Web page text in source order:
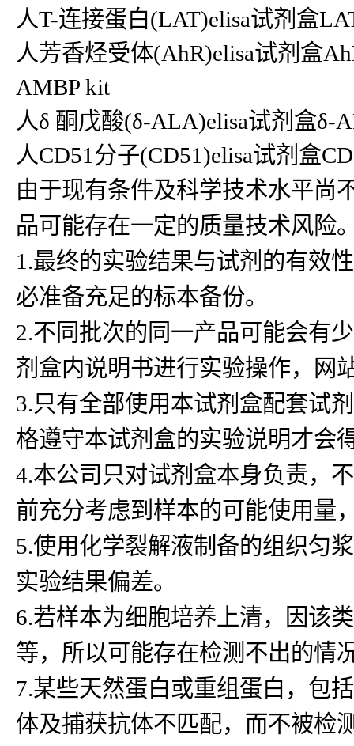
人T-连接蛋白(LAT)elisa试剂盒
人芳香烃受体(AhR)elisa试剂盒
AMBP kit
人δ 酮戊酸(δ-ALA)elisa试剂盒δ-
人CD51分子(CD51)elisa试剂盒
由于现有条件及科学技术水平尚
品可能存在一定的质量技术风险
1.最终的实验结果与试剂的有效
必准备充足的标本备份。
2.不同批次的同一产品可能会有
剂盒内说明书进行实验操作，网
3.只有全部使用本试剂盒配套试
格遵守本试剂盒的实验说明才会
4.本公司只对试剂盒本身负责，
前充分考虑到样本的可能使用量
5.使用化学裂解液制备的组织匀
实验结果偏差。
6.若样本为细胞培养上清，因该
等，所以可能存在检测不出的情
7.某些天然蛋白或重组蛋白，包
体及捕获抗体不匹配，而不被检